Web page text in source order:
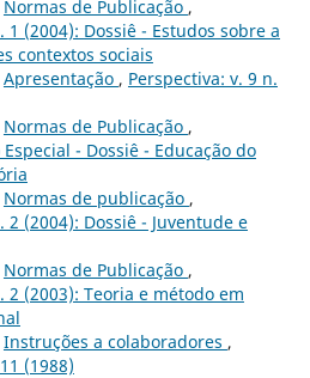
Normas de Publicação ,
1 (2004): Dossiê - Estudos sobre a
contextos sociais
Apresentação , Perspectiva: v. 9 n.
Normas de Publicação ,
- Dossiê - Educação do
Normas de publicação ,
2 (2004): Dossiê - Juventude e
Normas de Publicação ,
2 (2003): Teoria e método em
Instruções a colaboradores ,
(1988)